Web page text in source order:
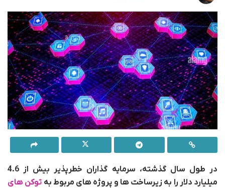
در طول سال گذشته، سرمایه گذاران خطرپذیر بیش از 4.6
میلیارد دلار را به زیرساخت ها و پروژه های مربوط به توکن های